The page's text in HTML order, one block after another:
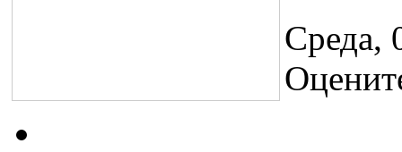
Среда,